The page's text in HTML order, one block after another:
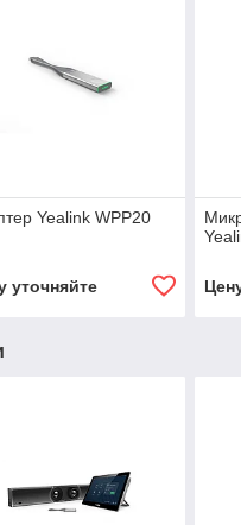
Yealink WPP20
уточняйте